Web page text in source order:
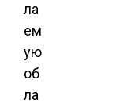
ла
ем
ую
об
ла